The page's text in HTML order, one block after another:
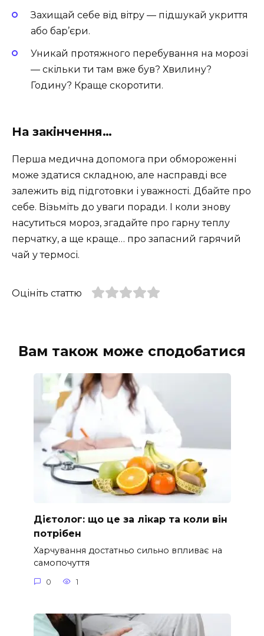
Захищай себе від вітру — підшукай укриття
або бар’єри.
Уникай протяжного перебування на морозі
— скільки ти там вже був? Хвилину?
Годину? Краще скоротити.
На закінчення…
Перша медична допомога при обмороженні
може здатися складною, але насправді все
залежить від підготовки і уважності. Дбайте про
себе. Візьміть до уваги поради. І коли знову
насутиться мороз, згадайте про гарну теплу
перчатку, а ще краще… про запасний гарячий
чай у термосі.
Оцініть статтю
Вам також може сподобатися
Дієтолог: що це за лікар та коли він
потрібен
Харчування достатньо сильно впливає на
самопочуття
0 1